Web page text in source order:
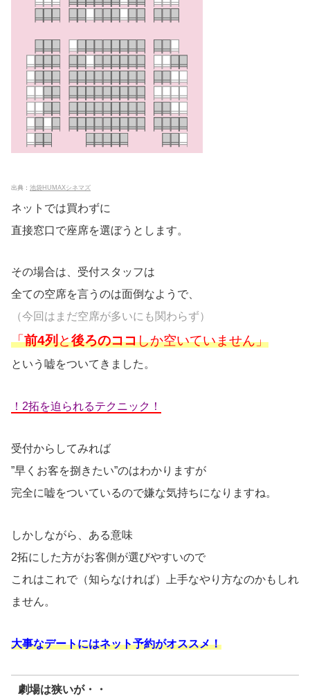
出典： 池袋HUMAXシネマズ
ネットでは買わずに
直接窓口で座席を選ぼうとします。
その場合は、受付スタッフは
全ての空席を言うのは面倒なようで、
（今回はまだ空席が多いにも関わらず）
「前4列と後ろのココしか空いていません」
という嘘をついてきました。
！2拓を迫られるテクニック！
受付からしてみれば
”早くお客を捌きたい”のはわかりますが
完全に嘘をついているので嫌な気持ちになりますね。
しかしながら、ある意味
2拓にした方がお客側が選びやすいので
これはこれで（知らなければ）上手なやり方なのかもしれ
ません。
大事なデートにはネット予約がオススメ！
劇場は狭いが・・